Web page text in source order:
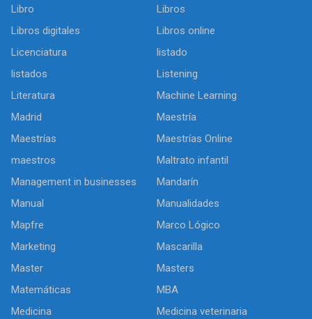
Libro
Libros
Libros digitales
Libros online
Licenciatura
listado
listados
Listening
Literatura
Machine Learning
Madrid
Maestría
Maestrías
Maestrías Online
maestros
Maltrato infantil
Management in businesses
Mandarín
Manual
Manualidades
Mapfre
Marco Lógico
Marketing
Mascarilla
Master
Masters
Matemáticas
MBA
Medicina
Medicina veterinaria